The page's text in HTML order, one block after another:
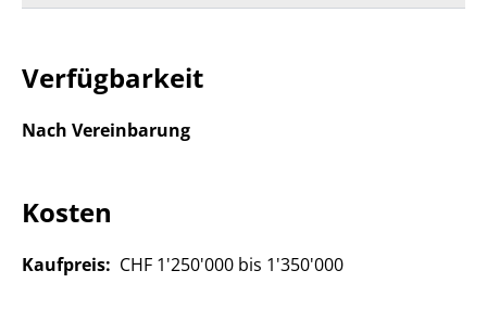
Erdgeschoss
- 4.5-Zimmer Wohnung | ca. 120?m² Wohnfläche
Verfügbarkeit
Nach Vereinbarung
Kosten
Kaufpreis: CHF 1'250'000 bis 1'350'000